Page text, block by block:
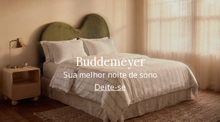
Buddemeyer
Sua melhor noite de sono
Deite-se